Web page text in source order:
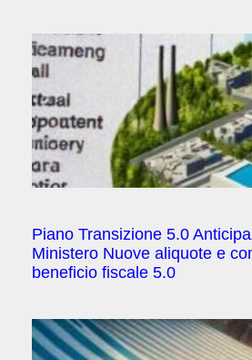
Piano Transizione 5.0
Ministero Nuove aliquote e
beneficio fiscale 5.0